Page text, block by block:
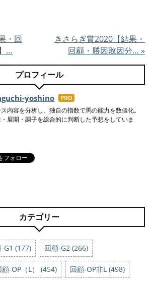
・回
…
きさらぎ賞2020【結果・
回顧・勝因敗因分… »
プロフィール
yoshino はて
なブ
ログ
内容を分析し、独自の指数で馬の能力を数値化。
展開・調子を総合的に判断した予想をしていま
フォロー
カテゴリー
G1 (177) 回顧-G2 (266)
顧-OP（L） (454) 回顧-OP非L (498)